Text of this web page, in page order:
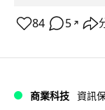
84 5 ↗
商業科技 資訊